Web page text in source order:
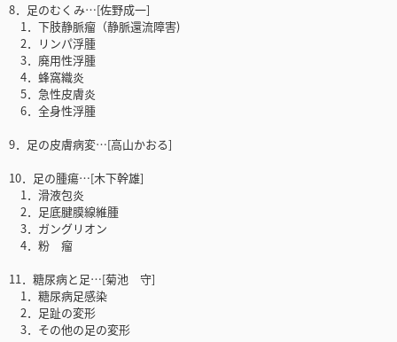
8．足のむくみ…[佐野成一]
1．下肢静脈瘤（静脈還流障害)
2．リンパ浮腫
3．廃用性浮腫
4．蜂窩織炎
5．急性皮膚炎
6．全身性浮腫
9．足の皮膚病変…[高山かおる]
10．足の腫瘍…[木下幹雄]
1．滑液包炎
2．足底腱膜線維腫
3．ガングリオン
4．粉 瘤
11．糖尿病と足…[菊池 守]
1．糖尿病足感染
2．足趾の変形
3．その他の足の変形